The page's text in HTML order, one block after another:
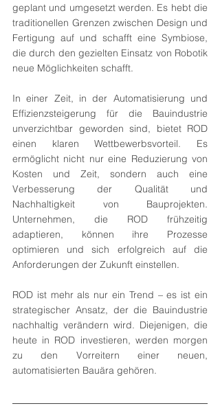
geplant und umgesetzt werden. Es hebt die
traditionellen Grenzen zwischen Design und
Fertigung auf und schafft eine Symbiose,
die durch den gezielten Einsatz von Robotik
neue Möglichkeiten schafft.
In einer Zeit, in der Automatisierung und
Effizienzsteigerung für die Bauindustrie
unverzichtbar geworden sind, bietet ROD
einen klaren Wettbewerbsvorteil. Es
ermöglicht nicht nur eine Reduzierung von
Kosten und Zeit, sondern auch eine
Verbesserung der Qualität und
Nachhaltigkeit von Bauprojekten.
Unternehmen, die ROD frühzeitig
adaptieren, können ihre Prozesse
optimieren und sich erfolgreich auf die
Anforderungen der Zukunft einstellen.
ROD ist mehr als nur ein Trend – es ist ein
strategischer Ansatz, der die Bauindustrie
nachhaltig verändern wird. Diejenigen, die
heute in ROD investieren, werden morgen
zu den Vorreitern einer neuen,
automatisierten Bauära gehören.